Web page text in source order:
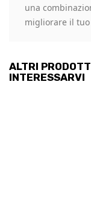
una
migliorare il tuo
ALTRI
INTERESSARVI